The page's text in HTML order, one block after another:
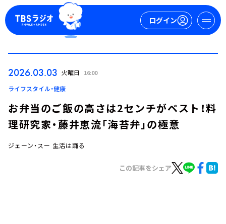
ログイン
ログイン
2026.03.03 火曜日 16:00
ライフスタイル・健康
お弁当のご飯の高さは2センチがベスト！料
理研究家・藤井恵流「海苔弁」の極意
ジェーン・スー 生活は踊る
この記事をシェア